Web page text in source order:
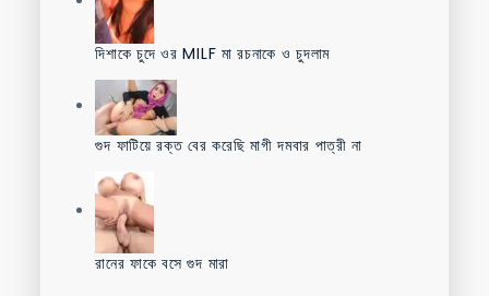
দিশাকে চুদে ওর MILF মা রচনাকে ও চুদলাম
গুদ ফাটিয়ে রক্ত বের করেছি মাগী দমবার পাত্রী না
রানের ফাকে বসে গুদ মারা